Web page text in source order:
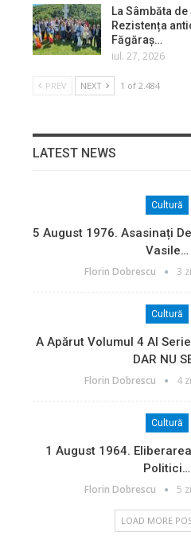
La Sâmbăta
Rezistența
Făgăraș…
iul. 27, 2026
PREV NEXT 1 of 2.484
LATEST NEWS
Cultură
5 August 1976. Asasinați
Vasile…
Florin Dobrescu 3
Cultură
A Apărut Volumul 4 Al
DAR NU
Florin Dobrescu 4
Cultură
1 August 1964.
Politici…
Florin Dobrescu 5
LOAD MORE